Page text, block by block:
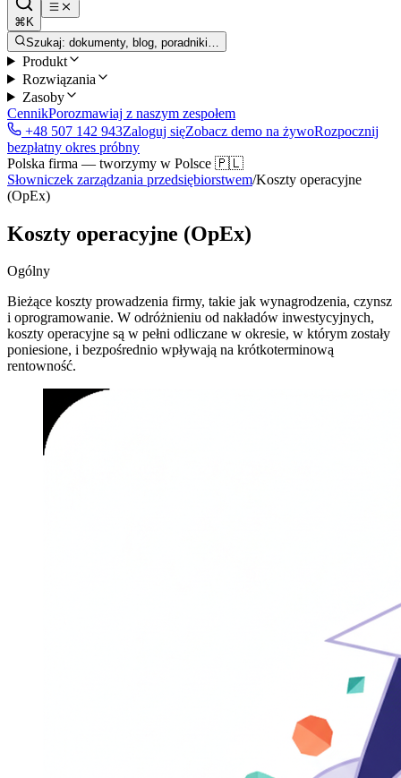
⌘K
Szukaj: dokumenty, blog, poradniki…
Produkt
Rozwiązania
Zasoby
CennikPorozmawiaj z naszym zespołem
+48 507 142 943Zaloguj sięZobacz demo na żywoRozpocznij
bezpłatny okres próbny
Polska firma — tworzymy w Polsce 🇵🇱
Słowniczek zarządzania przedsiębiorstwem/Koszty operacyjne
(OpEx)
Koszty operacyjne (OpEx)
Ogólny
Bieżące koszty prowadzenia firmy, takie jak wynagrodzenia, czynsz
i oprogramowanie. W odróżnieniu od nakładów inwestycyjnych,
koszty operacyjne są w pełni odliczane w okresie, w którym zostały
poniesione, i bezpośrednio wpływają na krótkoterminową
rentowność.